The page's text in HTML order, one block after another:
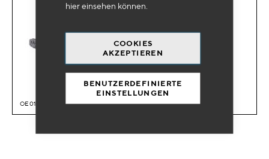
hiereinsehen können.
COOKIES
AKZEPTIEREN
BENUTZERDEFINIERTE
EINSTELLUNGEN
OE 0199BL - Stirnband mit Doppeltem Kopfband